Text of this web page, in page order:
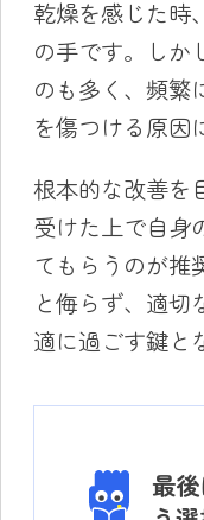
乾燥を感じた時
の手です。しか
のも多く、頻繁
を傷つける原因
根本的な改善を
受けた上で自身
てもらうのが推
と侮らず、適
適に過ごす鍵と
最